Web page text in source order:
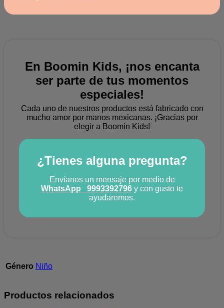
En Boomin Kids, ¡nos encanta
ser parte de tus momentos
especiales!
Cada uno de nuestros productos está fabricado con
mucho amor por manos mexicanas. ¡Gracias por
elegir a Boomin Kids!
¿Tienes alguna pregunta?
Envíanos un mensaje por medio de
WhatsApp
9993392796 y con gusto te
ayudaremos.
Género Niño
Productos relacionados